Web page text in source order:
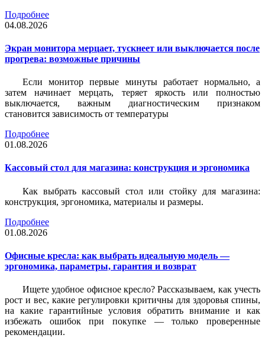
Подробнее
04.08.2026
Экран монитора мерцает, тускнеет или выключается после
прогрева: возможные причины
Если монитор первые минуты работает нормально, а
затем начинает мерцать, теряет яркость или полностью
выключается, важным диагностическим признаком
становится зависимость от температуры
Подробнее
01.08.2026
Кассовый стол для магазина: конструкция и эргономика
Как выбрать кассовый стол или стойку для магазина:
конструкция, эргономика, материалы и размеры.
Подробнее
01.08.2026
Офисные кресла: как выбрать идеальную модель —
эргономика, параметры, гарантия и возврат
Ищете удобное офисное кресло? Рассказываем, как учесть
рост и вес, какие регулировки критичны для здоровья спины,
на какие гарантийные условия обратить внимание и как
избежать ошибок при покупке — только проверенные
рекомендации.